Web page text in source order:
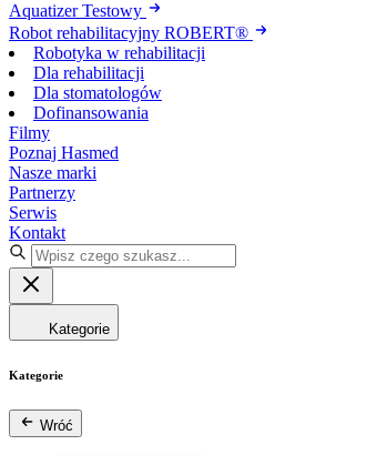
Aquatizer Testowy
Robot rehabilitacyjny ROBERT®
Robotyka w rehabilitacji
Dla rehabilitacji
Dla stomatologów
Dofinansowania
Filmy
Poznaj Hasmed
Nasze marki
Partnerzy
Serwis
Kontakt
Kategorie
Kategorie
Wróć